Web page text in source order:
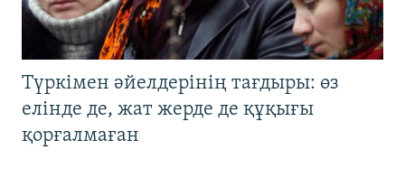
Түркімен әйелдерінің тағдыры: өз
елінде де, жат жерде де құқығы
қорғалмаған